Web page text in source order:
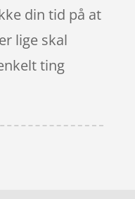
din tid på at
lige skal
ting